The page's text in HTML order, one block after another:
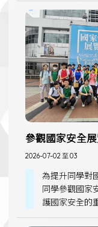
參觀國家安全
2026-07-02 至 03
為提升同學對
同學參觀國家
護國家安全的